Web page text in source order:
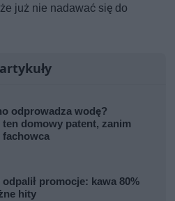
już nie nadawać się do
odprowadza wodę?
domowy patent, zanim
fachowca
promocje: kawa 80%
hity